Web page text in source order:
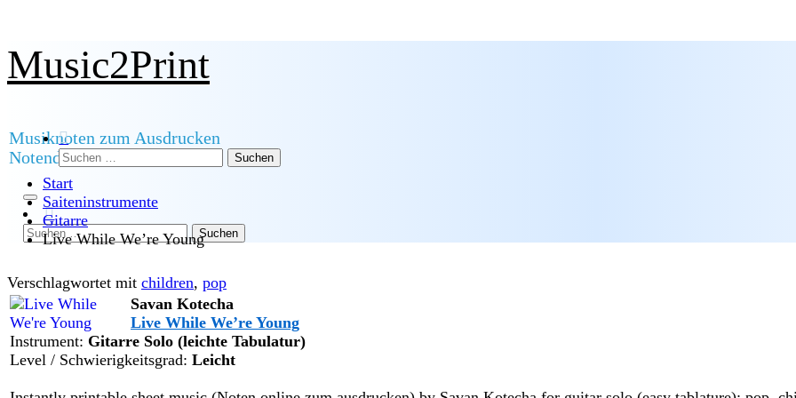
Zum
Inhalt
springen
Music2Print
Musiknoten zum Ausdrucken
Notendownload
Suchen
Suchen
nach:
Start
Saiteninstrumente
Gitarre
Live While We’re Young
Verschlagwortet mit children, pop
Savan Kotecha
Live While We’re Young
Instrument: Gitarre Solo (leichte Tabulatur)
Level / Schwierigkeitsgrad: Leicht